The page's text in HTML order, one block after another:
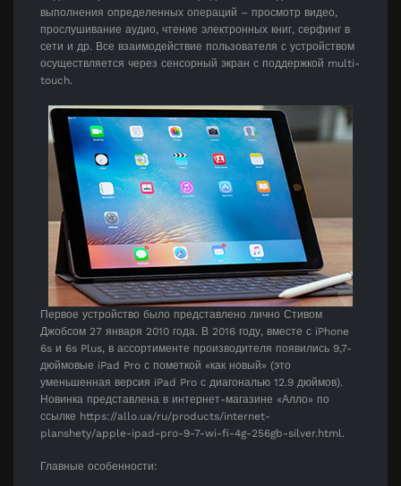
выполнения определенных операций – просмотр видео,
прослушивание аудио, чтение электронных книг, серфинг в
сети и др. Все взаимодействие пользователя с устройством
осуществляется через сенсорный экран с поддержкой multi-
touch.
Первое устройство было представлено лично Стивом
Джобсом 27 января 2010 года. В 2016 году, вместе с iPhone
6s и 6s Plus, в ассортименте производителя появились 9,7-
дюймовые iPad Pro с пометкой «как новый» (это
уменьшенная версия iPad Pro с диагональю 12.9 дюймов).
Новинка представлена в интернет-магазине «Алло» по
ссылке https://allo.ua/ru/products/internet-
planshety/apple-ipad-pro-9-7-wi-fi-4g-256gb-silver.html.
Главные особенности: